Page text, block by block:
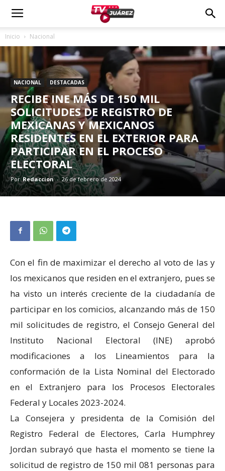
Inicio Nacional
NACIONAL DESTACADAS
RECIBE INE MÁS DE 150 MIL
SOLICITUDES DE REGISTRO DE
MEXICANAS Y MEXICANOS
RESIDENTES EN EL EXTERIOR PARA
PARTICIPAR EN EL PROCESO
ELECTORAL
Por Redaccion - 26 de febrero de 2024
Con el fin de maximizar el derecho al voto de las y
los mexicanos que residen en el extranjero, pues se
ha visto un interés creciente de la ciudadanía de
participar en los comicios, alcanzando más de 150
mil solicitudes de registro, el Consejo General del
Instituto Nacional Electoral (INE) aprobó
modificaciones a los Lineamientos para la
conformación de la Lista Nominal del Electorado
en el Extranjero para los Procesos Electorales
Federal y Locales 2023-2024.
La Consejera y presidenta de la Comisión del
Registro Federal de Electores, Carla Humphrey
Jordan subrayó que hasta el momento se tiene la
solicitud de registro de 150 mil 081 personas para